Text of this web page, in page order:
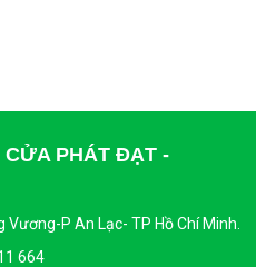
CỬA PHÁT ĐẠT -
Vương-P An Lạc- TP Hồ Chí Minh.
664